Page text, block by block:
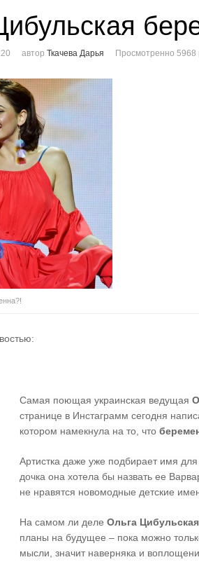
автор Ткачева Дарья Просмотренно 5968
Самая поющая украинская ведущая
странице в Инстаграмм сегодня
котором намекнула на то, что
Артистка даже уже подбирает имя
дочка она хотела бы назвать ее
не нравятся новомодные детские
На самом ли деле Ольга
планы на будущее – пока можно
мысли, значит наверняка и